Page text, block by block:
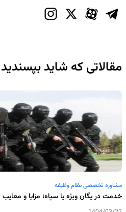
مقالاتی که شاید بپسندید
مشاوره تخصصی نظام وظیفه
خدمت در یگان ویژه یا سپاه؛ مزایا و معایب